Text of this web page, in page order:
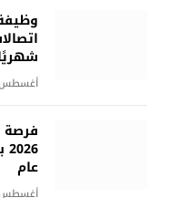
أغسطس 6,
فرصة
عام
أغسطس 3,